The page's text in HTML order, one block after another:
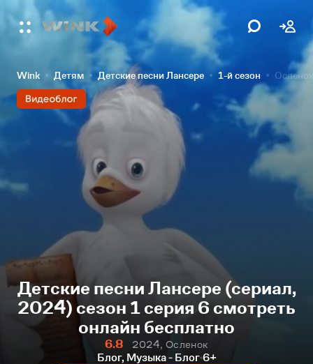
Wink Детям Детские песни Лансере 1-й сезон Осленок
Детские песни Лансере (сериал,
2024) сезон 1 серия 6 смотреть
онлайн бесплатно
6.8
2024, Осленок
Блог, Музыка - Блог 6+